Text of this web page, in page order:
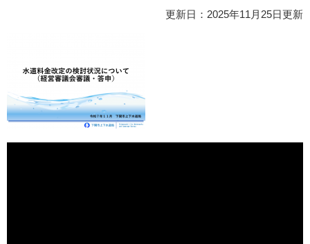
更新日：2025年11月25日更新